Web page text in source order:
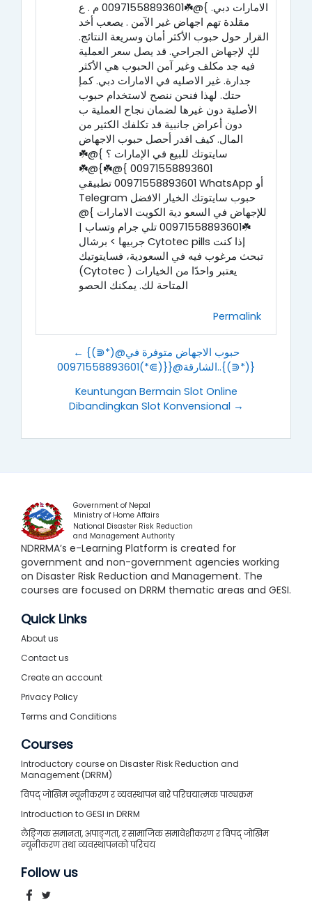
الامارات دبي. }@☘️00971558893601 م . ع
مقلدة تهم اجهاض غير الآمن . يصعب أخد
القرار حول حبوب الأكثر أمان وسريعة النتائج.
لكٕ لإجهاض الجراحي. قد يصل سعر العملية
فيه جد مكلف وغير آمن الحبوب هي الأكثر
جدارة. غير الاصليه في الامارات دبي. كمإ
حتك. لهذا فنحن ننصح لاستخدام حبوب
الأصلية دون غيرها لضمان نجاح العملية ب
دون أعراض جانبية قد تكلفك الكثير من
المال. كيف اقدر أحصل حبوب الاجهاض
سايتوتك للبيع في الإمارات ؟ }@☘️
00971558893601 }@☘️}@☘️
00971558893601 تطبيقي WhatsApp أو
Telegram حبوب سايتوتك الخيار الافضل
للإجهاض في السعو دية الكويت الامارات }@
☘️00971558893601 تلي جرام وتساب |
جربيها > برشال Cytotec pills إذا كنت
تبحث مرغوب فيه في السعودية، فسايتوتيك
(Cytotec ) يعتبر واحدًا من الخيارات
المتاحة لك. يمكنك الحصو
Permalink
← {(⋑*)@حبوب الاجهاض متوفرة في
الشارقة@{{(⋑*)00971558893601..{(⋑*)}
Keuntungan Bermain Slot Online
Dibandingkan Slot Konvensional →
Government of Nepal
Ministry of Home Affairs
National Disaster Risk Reduction
and Management Authority
NDRRMA’s e-Learning Platform is created for
government and non-government agencies working
on Disaster Risk Reduction and Management. The
courses are focused on DRRM thematic areas and GESI.
Quick Links
About us
Contact us
Create an account
Privacy Policy
Terms and Conditions
Courses
Introductory course on Disaster Risk Reduction and
Management (DRRM)
विपद् जोखिम न्यूनीकरण र व्यवस्थापन बारे परिचयात्मक पाठ्यक्रम
Introduction to GESI in DRRM
लैङ्गिक समानता, अपाङ्गता, र सामाजिक समावेशीकरण र विपद् जोखिम
न्यूनीकरण तथा व्यवस्थापनको परिचय
Follow us